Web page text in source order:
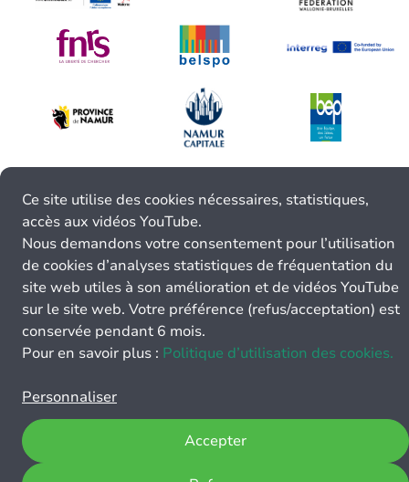
Ce site utilise des cookies nécessaires, statistiques,
accès aux vidéos YouTube.
Nous demandons votre consentement pour l’utilisation
de cookies d’analyses statistiques de fréquentation du
site web utiles à son amélioration et de vidéos YouTube
sur le site web. Votre préférence (refus/acceptation) est
conservée pendant 6 mois.
Pour en savoir plus : Politique d’utilisation des cookies.
Personnaliser
Accepter